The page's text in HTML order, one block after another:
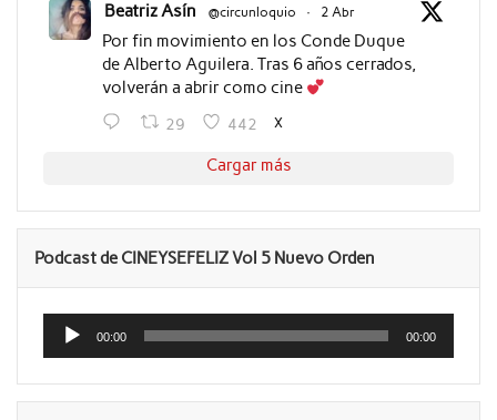
Beatriz Asín @circunloquio · 2 Abr
Por fin movimiento en los Conde Duque
de Alberto Aguilera. Tras 6 años cerrados,
volverán a abrir como cine
29 442 X
Cargar más
Podcast de CINEYSEFELIZ Vol 5 Nuevo Orden
Reproductor
audio
00:00 00:00